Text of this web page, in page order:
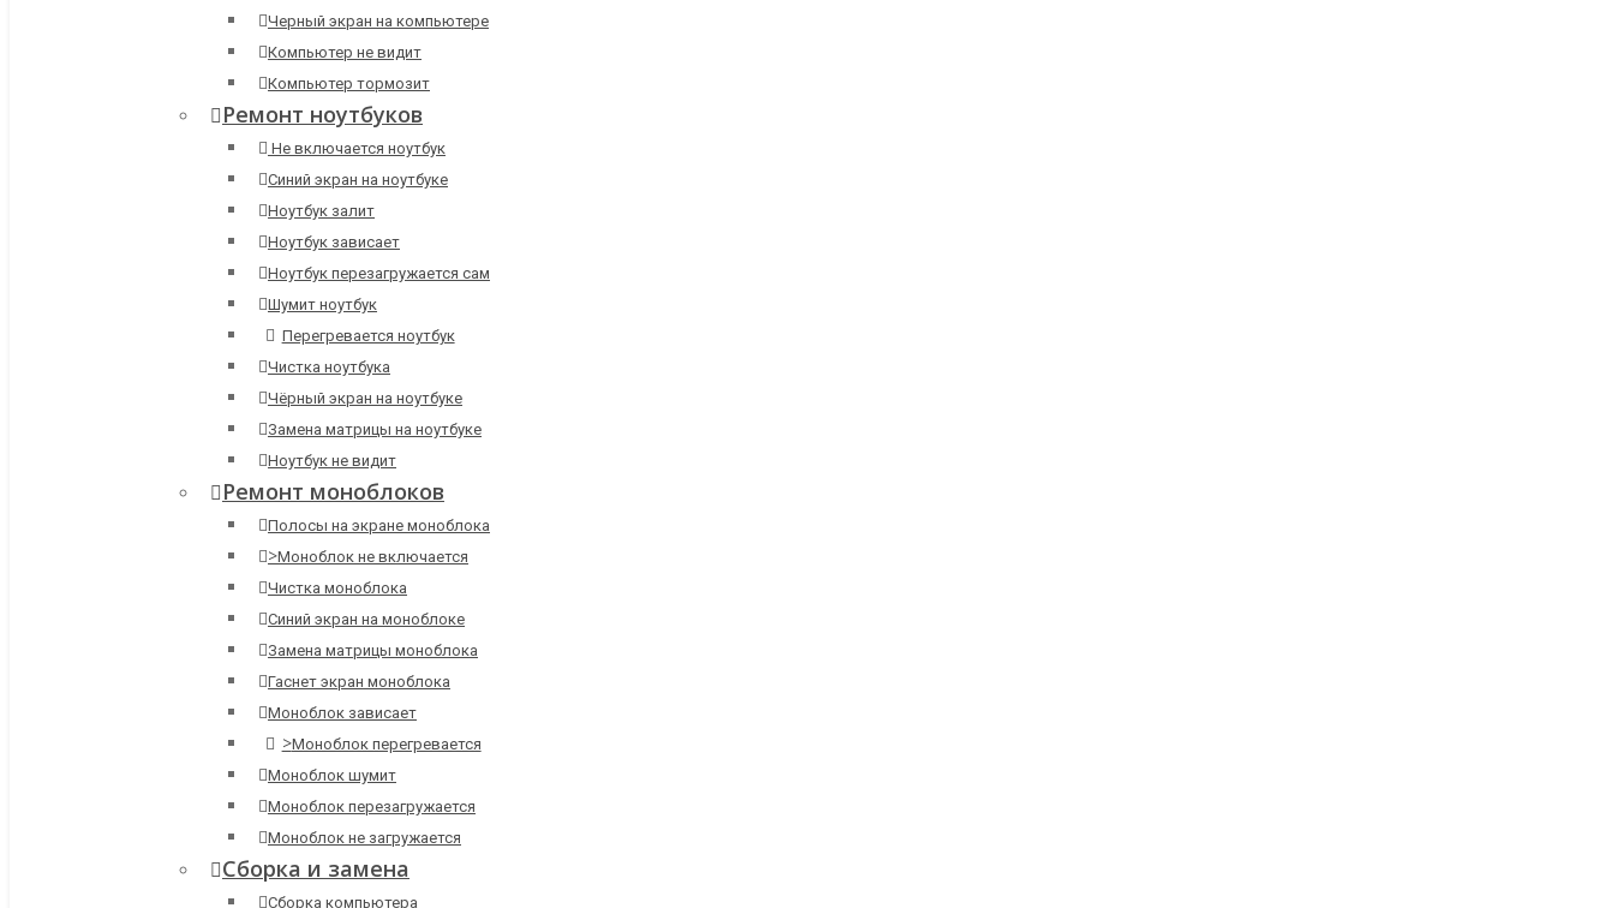
Черный экран на компьютере
Компьютер не видит
Компьютер тормозит
Ремонт ноутбуков
Не включается ноутбук
Синий экран на ноутбуке
Ноутбук залит
Ноутбук зависает
Ноутбук перезагружается сам
Шумит ноутбук
Перегревается ноутбук
Чистка ноутбука
Чёрный экран на ноутбуке
Замена матрицы на ноутбуке
Ноутбук не видит
Ремонт моноблоков
Полосы на экране моноблока
>Моноблок не включается
Чистка моноблока
Синий экран на моноблоке
Замена матрицы моноблока
Гаснет экран моноблока
Моноблок зависает
>Моноблок перегревается
Моноблок шумит
Моноблок перезагружается
Моноблок не загружается
Сборка и замена
Сборка компьютера